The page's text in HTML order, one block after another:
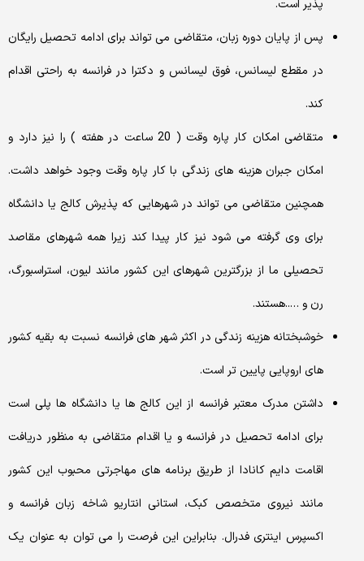
پذیر است.
پس از پایان دوره زبان، متقاضی می تواند برای ادامه تحصیل رایگان
در مقطع لیسانس، فوق لیسانس و دکترا در فرانسه به راحتی اقدام
کند.
متقاضی امکان کار پاره وقت ( 20 ساعت در هفته ) را نیز دارد و
امکان جبران هزینه های زندگی با کار پاره وقت وجود خواهد داشت.
همچنین متقاضی می تواند در شهرهایی که پذیرش کالج یا دانشگاه
برای وی گرفته می شود نیز کار پیدا کند زیرا همه شهرهای مقاصد
تحصیلی ما از بزرگترین شهرهای این کشور مانند لیون، استراسبورگ،
رن و …..هستند.
خوشبختانه هزینه زندگی در اکثر شهر های فرانسه نسبت به بقیه کشور
های اروپایی پایین تر است.
داشتن مدرک معتبر فرانسه از این کالج ها یا دانشگاه ها پلی است
برای ادامه تحصیل در فرانسه و یا اقدام متقاضی به منظور دریافت
اقامت دایم کانادا از طریق برنامه های مهاجرتی محبوب این کشور
مانند نیروی متخصص کبک، استانی انتاریو شاخه زبان فرانسه و
اکسپرس اینتری فدرال. بنابراین این فرصت را می توان به عنوان یک